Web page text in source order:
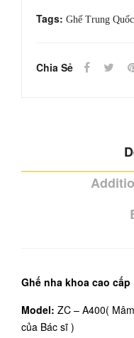
Tags: Ghế Trung Quốc
Chia Sẻ
Ghế nha khoa cao cấp
Model: ZC – A400(
của Bác sĩ )